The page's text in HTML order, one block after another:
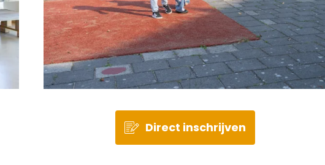
Direct inschrijven